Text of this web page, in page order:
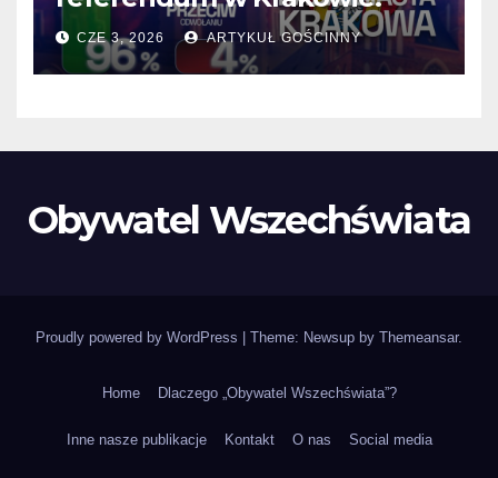
CZE 3, 2026 ARTYKUŁ GOŚCINNY
Obywatel Wszechświata
Proudly powered by WordPress Theme: Newsup by Themeansar.
Home Dlaczego „Obywatel Wszechświata”?
Inne nasze publikacje Kontakt O nas Social media